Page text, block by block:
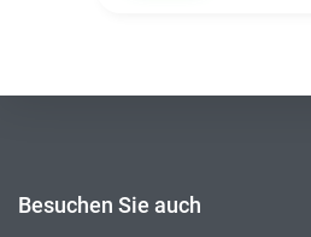
Besuchen Sie auch